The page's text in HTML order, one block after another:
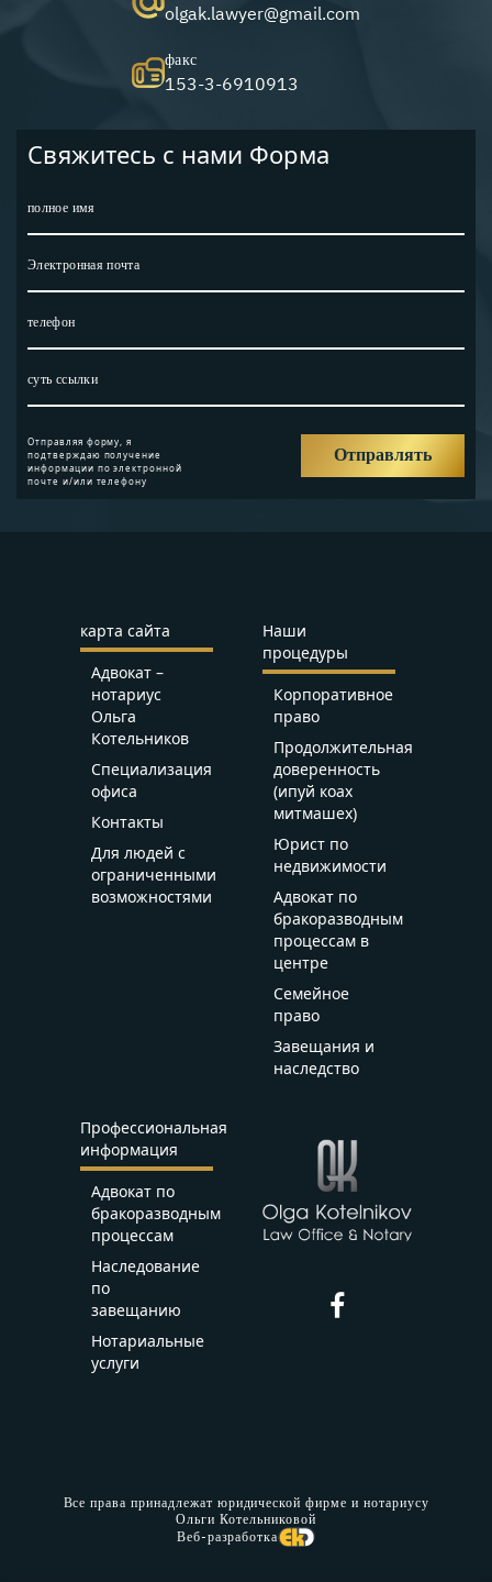
olgak.lawyer@gmail.com
факс
153-3-6910913
Свяжитесь с нами Форма
Отправляя форму, я
подтверждаю получение
информации по электронной
почте и/или телефону
карта сайта
Адвокат –
нотариус
Ольга
Котельников
Специализация
офиса
Контакты
Для людей с
ограниченными
возможностями
Наши
процедуры
Корпоративное
право
Продолжительная
доверенность
(ипуй коах
митмашех)
Юрист по
недвижимости
Адвокат по
бракоразводным
процессам в
центре
Семейное
право
Завещания и
наследство
Профессиональная
информация
Адвокат по
бракоразводным
процессам
Наследование
по
завещанию
Нотариальные
услуги
Все права принадлежат юридической фирме и нотариусу
Ольги Котельниковой
Веб-разработка